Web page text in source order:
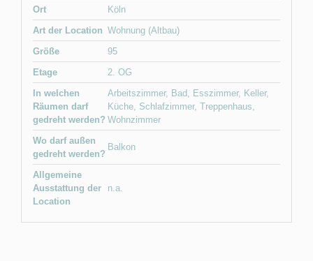
Ort
Köln
Art der Location Wohnung (Altbau)
Größe
95
Etage
2. OG
In welchen
Räumen darf
gedreht werden?
Arbeitszimmer, Bad Esszimmer, Keller,
Küche, Schlafzimmer, Treppenhaus
Wohnzimmer
Wo darf außen
gedreht werden?
Balkon
Allgemeine
Ausstattung der
Location
n.a.